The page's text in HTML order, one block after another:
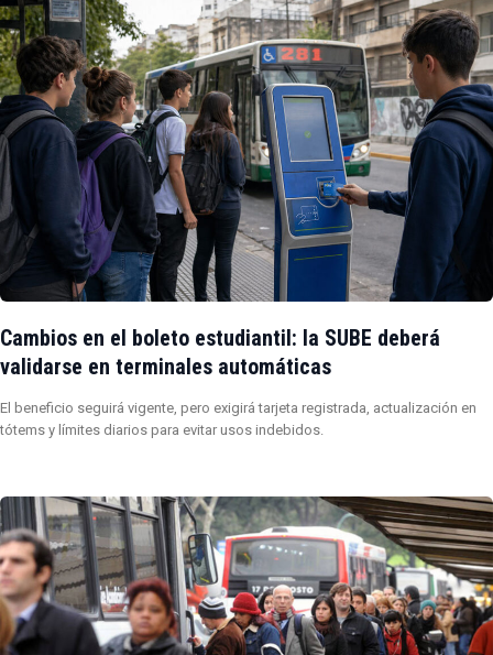
Cambios en el boleto estudiantil: la SUBE deberá
validarse en terminales automáticas
El beneficio seguirá vigente, pero exigirá tarjeta registrada, actualización en
tótems y límites diarios para evitar usos indebidos.